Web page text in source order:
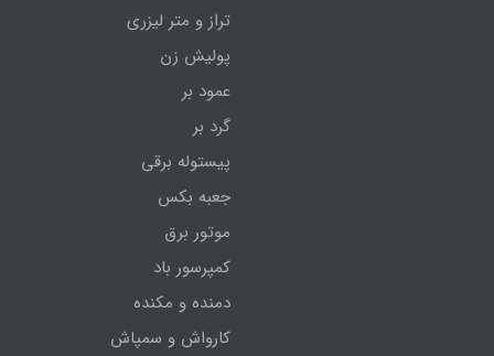
تراز و متر لیزری
پولیش زن
عمود بر
گرد بر
پیستوله برقی
جعبه بکس
موتور برق
کمپرسور باد
دمنده و مکنده
کارواش و سمپاش